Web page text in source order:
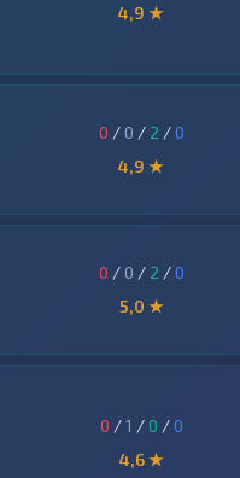
4,9 ★
0 / 0 / 2 /0
4,9 ★
0 / 0 / 2 /0
5,0 ★
0 /1 / 0 /0
4,6 ★